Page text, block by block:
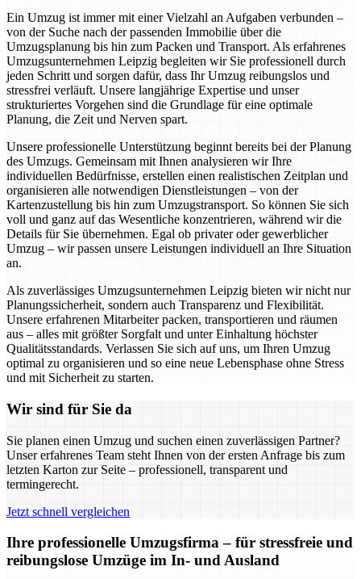
Ein Umzug ist immer mit einer Vielzahl an Aufgaben verbunden –
von der Suche nach der passenden Immobilie über die
Umzugsplanung bis hin zum Packen und Transport. Als erfahrenes
Umzugsunternehmen Leipzig begleiten wir Sie professionell durch
jeden Schritt und sorgen dafür, dass Ihr Umzug reibungslos und
stressfrei verläuft. Unsere langjährige Expertise und unser
strukturiertes Vorgehen sind die Grundlage für eine optimale
Planung, die Zeit und Nerven spart.
Unsere professionelle Unterstützung beginnt bereits bei der Planung
des Umzugs. Gemeinsam mit Ihnen analysieren wir Ihre
individuellen Bedürfnisse, erstellen einen realistischen Zeitplan und
organisieren alle notwendigen Dienstleistungen – von der
Kartenzustellung bis hin zum Umzugstransport. So können Sie sich
voll und ganz auf das Wesentliche konzentrieren, während wir die
Details für Sie übernehmen. Egal ob privater oder gewerblicher
Umzug – wir passen unsere Leistungen individuell an Ihre Situation
an.
Als zuverlässiges Umzugsunternehmen Leipzig bieten wir nicht nur
Planungssicherheit, sondern auch Transparenz und Flexibilität.
Unsere erfahrenen Mitarbeiter packen, transportieren und räumen
aus – alles mit größter Sorgfalt und unter Einhaltung höchster
Qualitätsstandards. Verlassen Sie sich auf uns, um Ihren Umzug
optimal zu organisieren und so eine neue Lebensphase ohne Stress
und mit Sicherheit zu starten.
Wir sind für Sie da
Sie planen einen Umzug und suchen einen zuverlässigen Partner?
Unser erfahrenes Team steht Ihnen von der ersten Anfrage bis zum
letzten Karton zur Seite – professionell, transparent und
termingerecht.
Jetzt schnell vergleichen
Ihre professionelle Umzugsfirma – für stressfreie und
reibungslose Umzüge im In- und Ausland